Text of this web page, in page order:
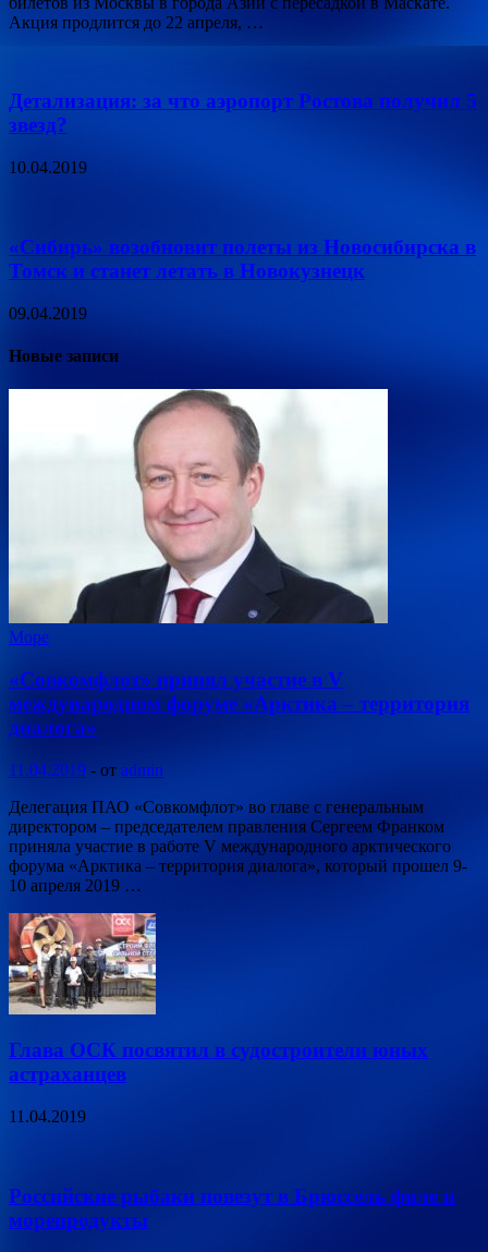
Акция продлится до 22 апреля, …
Детализация: за что аэропорт Ростова получил 5
звезд?
10.04.2019
«Сибирь» возобновит полеты из Новосибирска в
Томск и станет летать в Новокузнецк
09.04.2019
Новые записи
Море
«Совкомфлот» принял участие в V
международном форуме «Арктика – территория
диалога»
11.04.2019 - от admin
Делегация ПАО «Совкомфлот» во главе с генеральным
директором – председателем правления Сергеем Франком
приняла участие в работе V международного арктического
форума «Арктика – территория диалога», который прошел 9-
10 апреля 2019 …
Глава ОСК посвятил в судостроители юных
астраханцев
11.04.2019
Российские рыбаки повезут в Брюссель филе и
морепродукты